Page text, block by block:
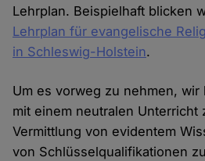
Lehrplan. Beispielhaft blicken
Lehrplan für evangelische
in Schleswig-Holstein.
Um es vorweg zu nehmen,
mit einem neutralen Unterricht
Vermittlung von evidentem
von Schlüsselqualifikationen